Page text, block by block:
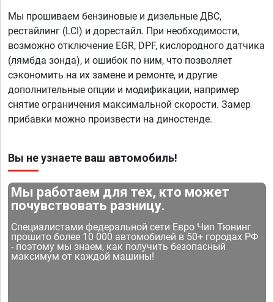
Мы прошиваем бензиновые и дизельные ДВС,
рестайлинг (LCI) и дорестайл. При необходимости,
возможно отключение EGR, DPF, кислородного датчика
(лямбда зонда), и ошибок по ним, что позволяет
сэкономить на их замене и ремонте, и другие
дополнительные опции и модификации, например
снятие ограничения максимальной скорости. Замер
прибавки можно произвести на диностенде.
Вы не узнаете ваш автомобиль!
Мы работаем для тех, кто может
почувствовать разницу.
Специалистами федеральной сети Евро Чип Тюнинг
прошито более 10 000 автомобилей в 50+ городах РФ
- поэтому мы знаем, как получить безопасный
максимум от каждой машины!